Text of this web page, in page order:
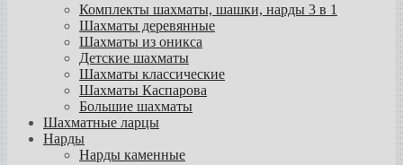
Комплекты шахматы, шашки, нарды 3 в 1
Шахматы деревянные
Шахматы из оникса
Детские шахматы
Шахматы классические
Шахматы Каспарова
Большие шахматы
Шахматные ларцы
Нарды
Нарды каменные